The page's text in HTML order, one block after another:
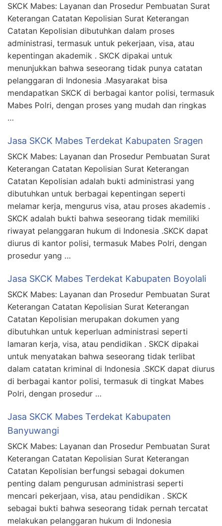
SKCK Mabes: Layanan dan Prosedur Pembuatan Surat
Keterangan Catatan Kepolisian Surat Keterangan
Catatan Kepolisian dibutuhkan dalam proses
administrasi, termasuk untuk pekerjaan, visa, atau
kepentingan akademik . SKCK dipakai untuk
menunjukkan bahwa seseorang tidak punya catatan
pelanggaran di Indonesia .Masyarakat bisa
mendapatkan SKCK di berbagai kantor polisi, termasuk
Mabes Polri, dengan proses yang mudah dan ringkas
…
Jasa SKCK Mabes Terdekat Kabupaten Sragen
SKCK Mabes: Layanan dan Prosedur Pembuatan Surat
Keterangan Catatan Kepolisian Surat Keterangan
Catatan Kepolisian adalah bukti administrasi yang
dibutuhkan untuk berbagai kepentingan seperti
melamar kerja, mengurus visa, atau proses akademis .
SKCK adalah bukti bahwa seseorang tidak memiliki
riwayat pelanggaran hukum di Indonesia .SKCK dapat
diurus di kantor polisi, termasuk Mabes Polri, dengan
prosedur yang …
Jasa SKCK Mabes Terdekat Kabupaten Boyolali
SKCK Mabes: Layanan dan Prosedur Pembuatan Surat
Keterangan Catatan Kepolisian Surat Keterangan
Catatan Kepolisian merupakan dokumen yang
dibutuhkan untuk keperluan administrasi seperti
lamaran kerja, visa, atau pendidikan . SKCK dipakai
untuk menyatakan bahwa seseorang tidak terlibat
dalam catatan kriminal di Indonesia .SKCK dapat diurus
di berbagai kantor polisi, termasuk di tingkat Mabes
Polri, dengan prosedur …
Jasa SKCK Mabes Terdekat Kabupaten
Banyuwangi
SKCK Mabes: Layanan dan Prosedur Pembuatan Surat
Keterangan Catatan Kepolisian Surat Keterangan
Catatan Kepolisian berfungsi sebagai dokumen
penting dalam pengurusan administrasi seperti
mencari pekerjaan, visa, atau pendidikan . SKCK
sebagai bukti bahwa seseorang tidak pernah tercatat
melakukan pelanggaran hukum di Indonesia